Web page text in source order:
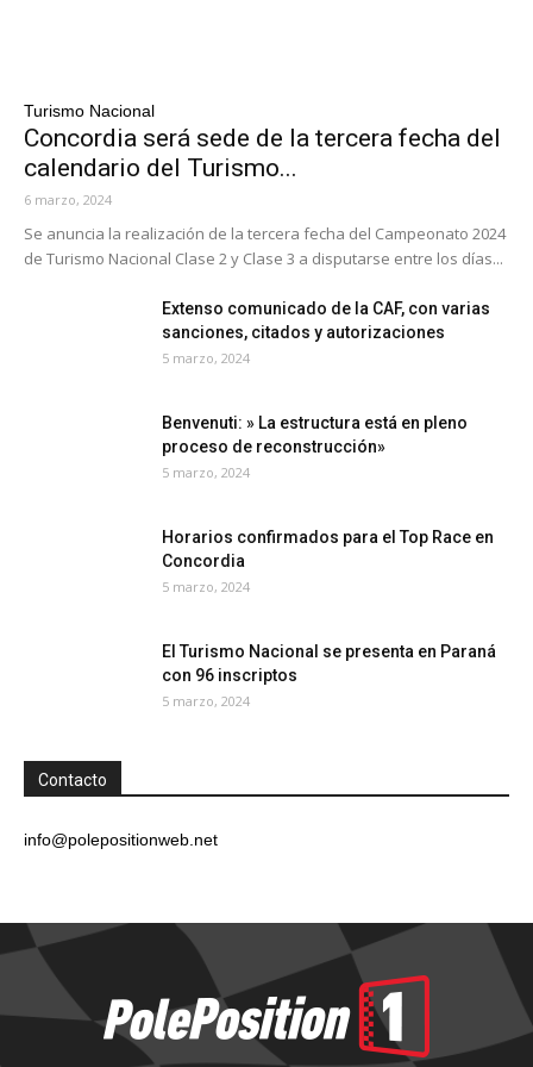
Turismo Nacional
Concordia será sede de la tercera fecha del
calendario del Turismo...
6 marzo, 2024
Se anuncia la realización de la tercera fecha del Campeonato 2024
de Turismo Nacional Clase 2 y Clase 3 a disputarse entre los días...
Extenso comunicado de la CAF, con varias
sanciones, citados y autorizaciones
5 marzo, 2024
Benvenuti: » La estructura está en pleno
proceso de reconstrucción»
5 marzo, 2024
Horarios confirmados para el Top Race en
Concordia
5 marzo, 2024
El Turismo Nacional se presenta en Paraná
con 96 inscriptos
5 marzo, 2024
Contacto
info@polepositionweb.net